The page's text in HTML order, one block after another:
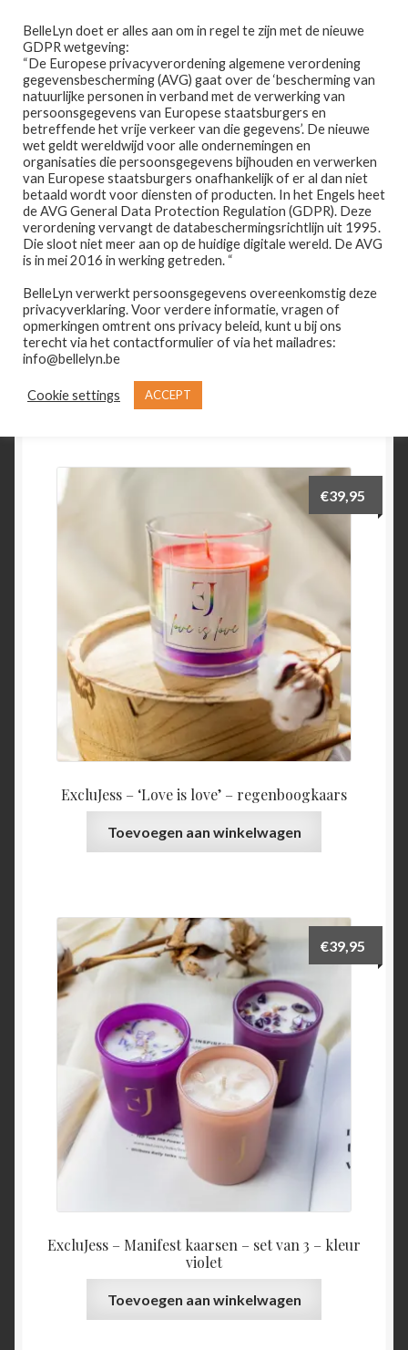
door
naar
navigatie
naar
de
inhoud
Menu
Home
Afspraak maken
Prijslijst
Winkel
Contact
Wie is Belle-Lyn ?
Home
PRODUCTEN GETAGGED “GROENE
AVENTURIJN”
groene aventurijn
Resultaat 1–12 van de 16 resultaten wordt getoond
ExcluJess – ‘Love is love’ – regenboogkaars
€39,95
Toevoegen aan winkelwagen
ExcluJess – Manifest kaarsen – set van 3 – kleur
violet
€39,95
Toevoegen aan winkelwagen
BelleLyn doet er alles aan om in regel te zijn met de nieuwe
GDPR wetgeving:
“De Europese privacyverordening algemene verordening
gegevensbescherming (AVG) gaat over de ‘bescherming van
natuurlijke personen in verband met de verwerking van
persoonsgegevens van Europese staatsburgers en
betreffende het vrije verkeer van die gegevens’. De nieuwe
wet geldt wereldwijd voor alle ondernemingen en
organisaties die persoonsgegevens bijhouden en verwerken
van Europese staatsburgers onafhankelijk of er al dan niet
betaald wordt voor diensten of producten. In het Engels heet
de AVG General Data Protection Regulation (GDPR). Deze
verordening vervangt de databeschermingsrichtlijn uit 1995.
Die sloot niet meer aan op de huidige digitale wereld. De AVG
is in mei 2016 in werking getreden. “
BelleLyn verwerkt persoonsgegevens overeenkomstig deze
privacyverklaring. Voor verdere informatie, vragen of
opmerkingen omtrent ons privacy beleid, kunt u bij ons
terecht via het contactformulier of via het mailadres:
info@bellelyn.be
Cookie settings ACCEPT